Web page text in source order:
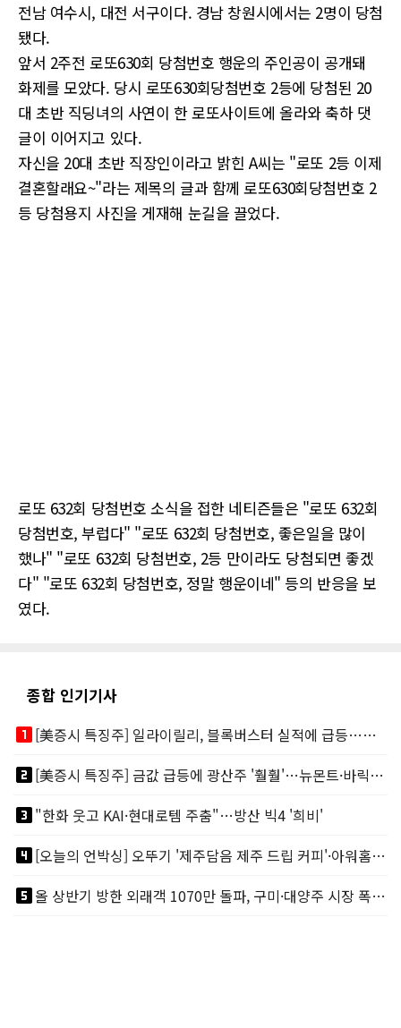
전남 여수시, 대전 서구이다. 경남 창원시에서는 2명이 당첨
됐다.
앞서 2주전 로또630회 당첨번호 행운의 주인공이 공개돼
화제를 모았다. 당시 로또630회당첨번호 2등에 당첨된 20
대 초반 직딩녀의 사연이 한 로또사이트에 올라와 축하 댓
글이 이어지고 있다.
자신을 20대 초반 직장인이라고 밝힌 A씨는 "로또 2등 이제
결혼할래요~"라는 제목의 글과 함께 로또630회당첨번호 2
등 당첨용지 사진을 게재해 눈길을 끌었다.
로또 632회 당첨번호 소식을 접한 네티즌들은 "로또 632회
당첨번호, 부럽다" "로또 632회 당첨번호, 좋은일을 많이
했나" "로또 632회 당첨번호, 2등 만이라도 당첨되면 좋겠
다" "로또 632회 당첨번호, 정말 행운이네" 등의 반응을 보
였다.
종합 인기기사
looks_one
[美증시 특징주] 일라이릴리, 블록버스터 실적에 급등…마운자로 매출 폭발
looks_two
[美증시 특징주] 금값 급등에 광산주 '훨훨'…뉴몬트·바릭마이닝 주도
looks_3"한화 웃고 KAI·현대로템 주춤"…방산 빅4 '희비'
looks_4
[오늘의 언박싱] 오뚜기 '제주담음 제주 드립 커피'·아워홈 ‘갓석박지’ 外
looks_5
올 상반기 방한 외래객 1070만 돌파, 구미·대양주 시장 폭발적 성장